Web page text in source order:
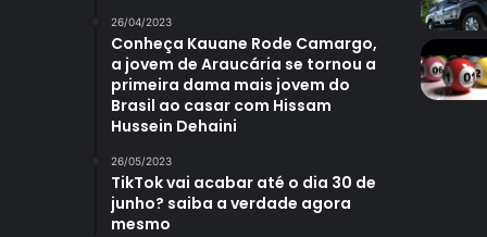
26/04/2023
Conheça Kauane Rode Camargo,
a jovem de Araucária se tornou a
primeira dama mais jovem do
Brasil ao casar com Hissam
Hussein Dehaini
26/05/2023
TikTok vai acabar até o dia 30 de
junho? saiba a verdade agora
mesmo